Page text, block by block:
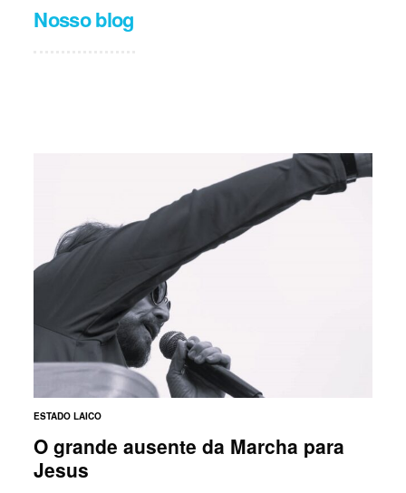
Nosso blog
ESTADO LAICO
O grande ausente da Marcha para
Jesus